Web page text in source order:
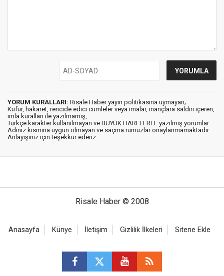
YORUM KURALLARI: Risale Haber yayın politikasına uymayan;
Küfür, hakaret, rencide edici cümleler veya imalar, inançlara saldırı içeren,
imla kuralları ile yazılmamış,
Türkçe karakter kullanılmayan ve BÜYÜK HARFLERLE yazılmış yorumlar
Adınız kısmına uygun olmayan ve saçma rumuzlar onaylanmamaktadır.
Anlayışınız için teşekkür ederiz.
Risale Haber © 2008
Anasayfa Künye İletişim Gizlilik İlkeleri Sitene Ekle